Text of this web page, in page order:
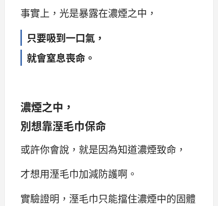
事實上，光是暴露在濃煙之中，
只要吸到一口氣，
就會窒息喪命。
濃煙之中，
別想靠溼毛巾保命
或許你會說，就是因為知道濃煙致命，
才想用溼毛巾加減防護啊。
實驗證明，溼毛巾只能擋住濃煙中的固體